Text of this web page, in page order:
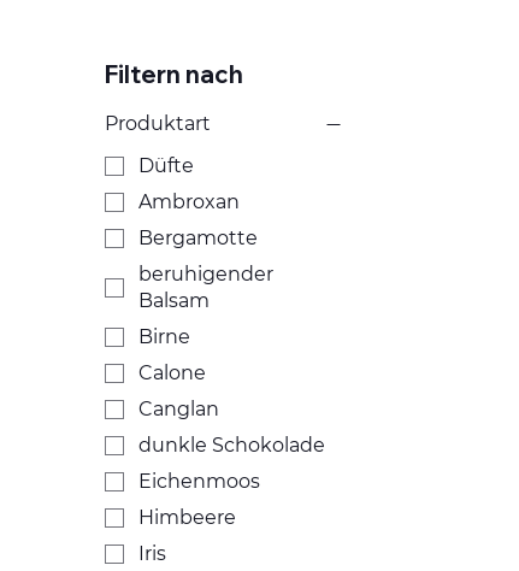
Filtern nach
Produktart
Düfte
Ambroxan
Bergamotte
beruhigender
Balsam
Birne
Calone
Canglan
dunkle Schokolade
Eichenmoos
Himbeere
Iris